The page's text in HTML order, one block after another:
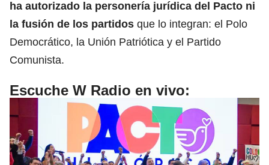
ha autorizado la personería jurídica del Pacto ni
la fusión de los partidos que lo integran: el Polo
Democrático, la Unión Patriótica y el Partido
Comunista.
Escuche W Radio en vivo: